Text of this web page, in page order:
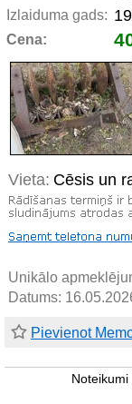
Izlaiduma gads:
Cena:
Vieta: Cēsis un
Unikālo
Datums:
Pievienot
Noteikumi